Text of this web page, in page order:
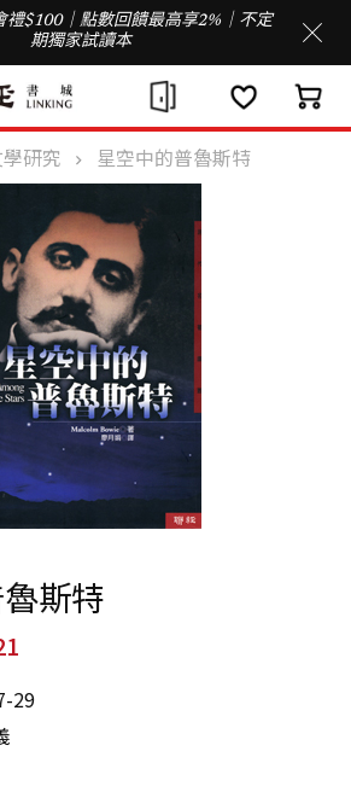
禮$100｜點數回饋最高享2%｜不定
期獨家試讀本
研究 星空中的普魯斯特
斯特
29